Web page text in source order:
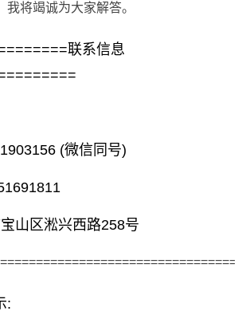
将竭诚为大家解答。
联系信息
(微信同号)
山区淞兴西路258号
: